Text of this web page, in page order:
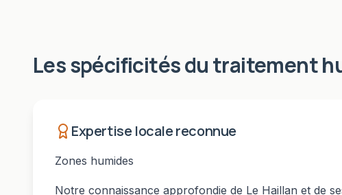
Les spécificités dutraitement
Expertise locale reconnue
Zones humides
Notre connaissance approfondie de Le Haillan et de